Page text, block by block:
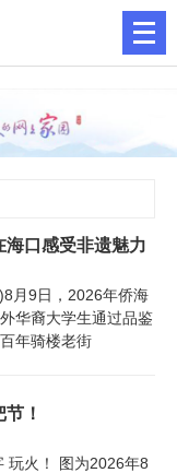
口感受非遗魅力
月9日，2026年侨海
华裔大学生通过品鉴
年骑楼老街
！
玩火！ 图为2026年8